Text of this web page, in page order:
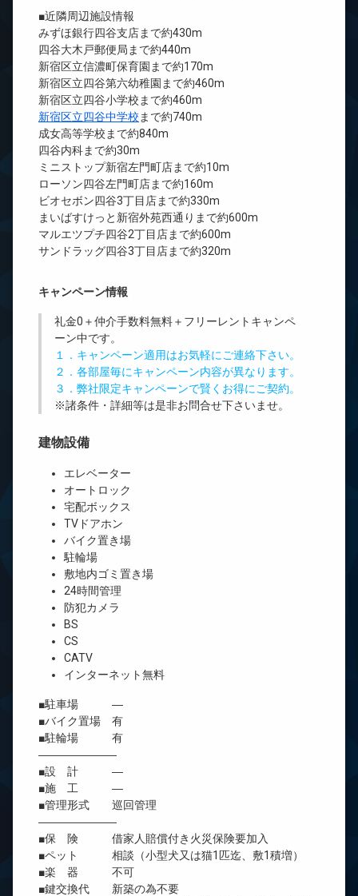
■近隣周辺施設情報
みずほ銀行四谷支店まで約430m
四谷大木戸郵便局まで約440m
新宿区立信濃町保育園まで約170m
新宿区立四谷第六幼稚園まで約460m
新宿区立四谷小学校まで約460m
新宿区立四谷中学校 まで約740m
成女高等学校まで約840m
四谷内科まで約30m
ミニストップ新宿左門町店まで約10m
ローソン四谷左門町店まで約160m
ビオセボン四谷3丁目店まで約330m
まいばすけっと新宿外苑西通りまで約600m
マルエツプチ四谷2丁目店まで約600m
サンドラッグ四谷3丁目店まで約320m
キャンペーン情報
礼金0 ＋仲介手数料無料＋ フリーレント キャンペ
ーン中です。
１．キャンペーン適用はお気軽にご連絡下さい。
２．各部屋毎にキャンペーン内容が異なります。
３．弊社限定キャンペーンで賢くお得にご契約。
※諸条件・詳細等は是非お問合せ下さいませ。
建物設備
エレベーター
オートロック
宅配ボックス
TVドアホン
バイク置き場
駐輪場
敷地内ゴミ置き場
24時間管理
防犯カメラ
BS
CS
CATV
インターネット無料
■駐車場 ―
■バイク置場 有
■駐輪場 有
―――――――
■設 計 ―
■施 工 ―
■管理形式 巡回管理
―――――――
■保 険 借家人賠償付き火災保険要加入
■ペット 相談（小型犬又は猫1匹迄、敷1積増）
■楽 器 不可
■鍵交換代 新築の為不要